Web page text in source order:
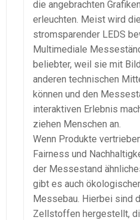
die angebrachten
erleuchten. Meist wird
stromsparender LEDS
Multimediale
beliebter, weil sie mit
anderen technischen
können und den
interaktiven Erlebnis
ziehen Menschen an.
Wenn Produkte
Fairness und
der Messestand
gibt es auch
Messebau. Hierbei sind
Zellstoffen hergestellt,